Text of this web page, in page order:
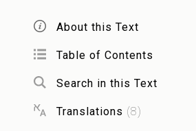
כְּלָל וְאֵין שָׁם מַדָּע
About this Text
Table of Contents
Search in this Text
Translations (8)